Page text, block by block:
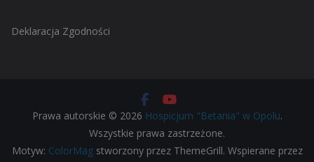
Deklaracja Zgodności
Prawa autorskie © 2026 Hospicjum "Betania" w Opolu.
Wszystkie prawa zastrzeżone.
Motyw: ColorMagstworzony przez ThemeGrill. Wspierane przez